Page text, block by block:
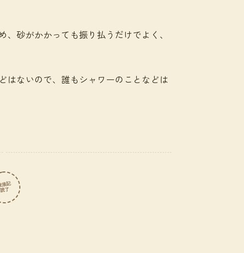
砂がかかっても振り払うだけでよく、
はないので、誰もシャワーのことなどは
浪記
読了